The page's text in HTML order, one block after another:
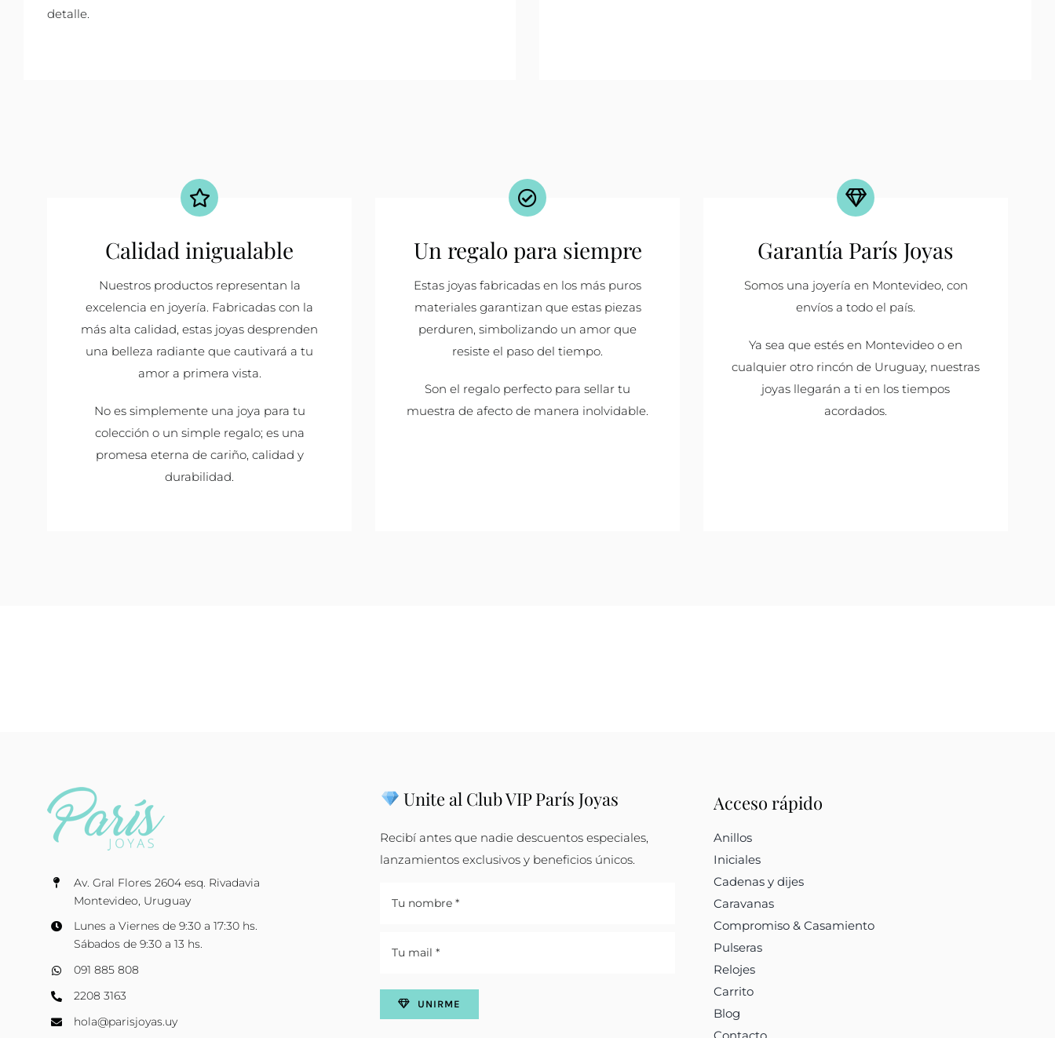
detalle.
Calidad inigualable
Nuestros productos representan la
excelencia en joyería. Fabricadas con la
más alta calidad, estas joyas desprenden
una belleza radiante que cautivará a tu
amor a primera vista.
No es simplemente una joya para tu
colección o un simple regalo; es una
promesa eterna de cariño, calidad y
durabilidad.
Un regalo para siempre
Estas joyas fabricadas en los más puros
materiales garantizan que estas piezas
perduren, simbolizando un amor que
resiste el paso del tiempo.
Son el regalo perfecto para sellar tu
muestra de afecto de manera inolvidable.
Garantía París Joyas
Somos una joyería en Montevideo, con
envíos a todo el país.
Ya sea que estés en Montevideo o en
cualquier otro rincón de Uruguay, nuestras
joyas llegarán a ti en los tiempos
acordados.
Av. Gral Flores 2604 esq. Rivadavia
Montevideo, Uruguay
Lunes a Viernes de 9:30 a 17:30 hs.
Sábados de 9:30 a 13 hs.
091 885 808
2208 3163
hola@parisjoyas.uy
Unite al Club VIP París Joyas
Recibí antes que nadie descuentos especiales,
lanzamientos exclusivos y beneficios únicos.
UNIRME
Acceso rápido
Anillos
Iniciales
Cadenas y dijes
Caravanas
Compromiso & Casamiento
Pulseras
Relojes
Carrito
Blog
Contacto